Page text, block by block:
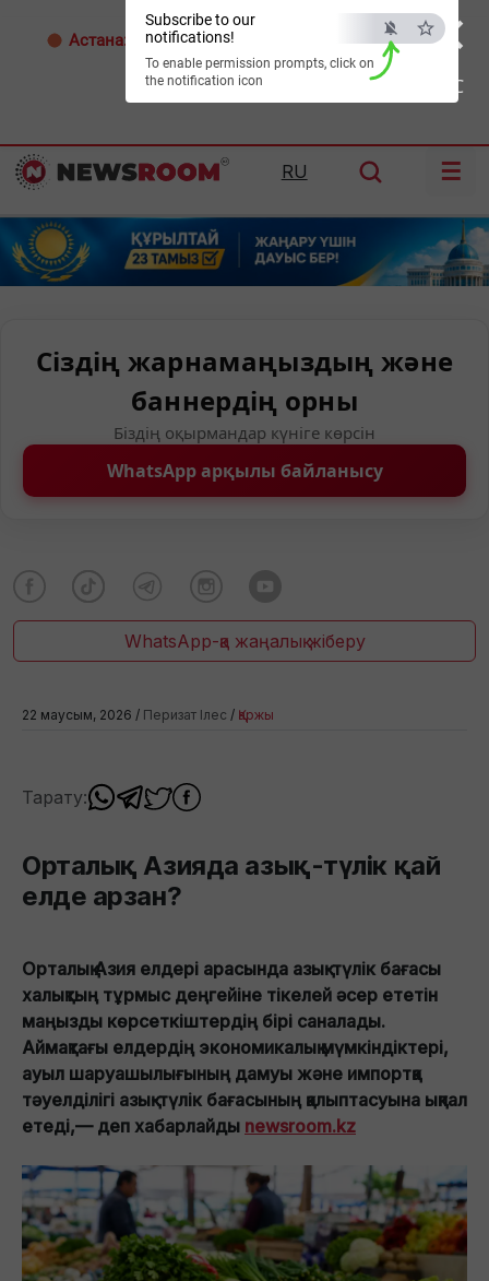
×
ESC
Subscribe to our
notifications!
To enable permission prompts, click on
the notification icon
Астана: 33°C Алматы: Шымкент:36°C
RU ☰
Сіздің жарнамаңыздың және
баннердің орны
Біздің оқырмандар күніге көрсін
WhatsApp арқылы байланысу
WhatsApp-қа жаңалық жіберу
22 маусым, 2026 / Перизат Ілес / Қаржы
Тарату:
Орталық Азияда азық-түлік қай
елде арзан?
Орталық Азия елдері арасында азық-түлік бағасы
халықтың тұрмыс деңгейіне тікелей әсер ететін
маңызды көрсеткіштердің бірі саналады.
Аймақтағы елдердің экономикалық мүмкіндіктері,
ауыл шаруашылығының дамуы және импортқа
тәуелділігі азық-түлік бағасының қалыптасуына ықпал
етеді,— деп хабарлайды newsroom.kz